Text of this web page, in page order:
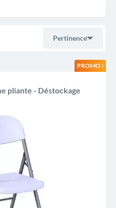
Pertinence
Pertinence
Nom, Z à A
Prix, croissant
Prix, décroissant
Reference, A to Z
Reference, Z to A
pliante - Déstockage
PROMO !